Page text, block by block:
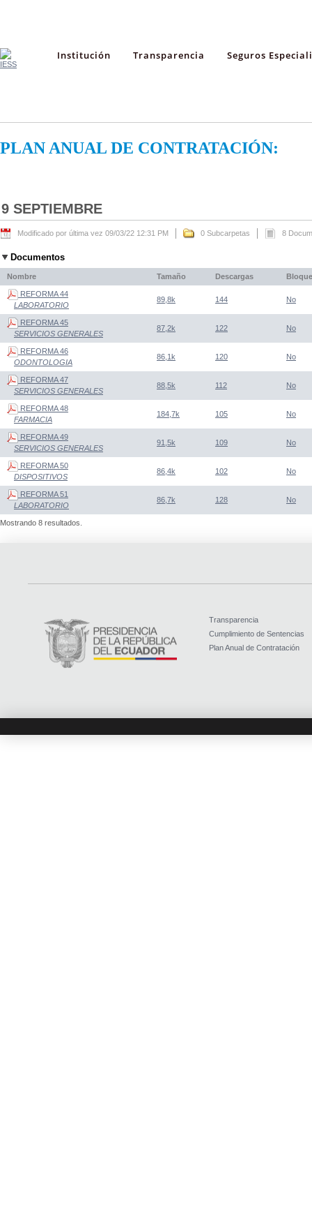
Institución Transparencia Seguros
PLAN ANUAL DE CONTRATACIÓN:
9 SEPTIEMBRE
Modificado por última vez 09/03/22 12:31 PM 0 Subcarpetas 8
Documentos
Nombre Tamaño Descargas
REFORMA 44
LABORATORIO
89,8k 144 No
REFORMA 45
SERVICIOS GENERALES
87,2k 122 No
REFORMA 46
ODONTOLOGIA
86,1k 120 No
REFORMA 47
SERVICIOS GENERALES
88,5k 112 No
REFORMA 48
FARMACIA
184,7k 105 No
REFORMA 49
SERVICIOS GENERALES
91,5k 109 No
REFORMA 50
DISPOSITIVOS
86,4k 102 No
REFORMA 51
LABORATORIO
86,7k 128 No
Mostrando 8 resultados.
Transparencia
Cumplimiento de Sentencias
Plan Anual de Contratación